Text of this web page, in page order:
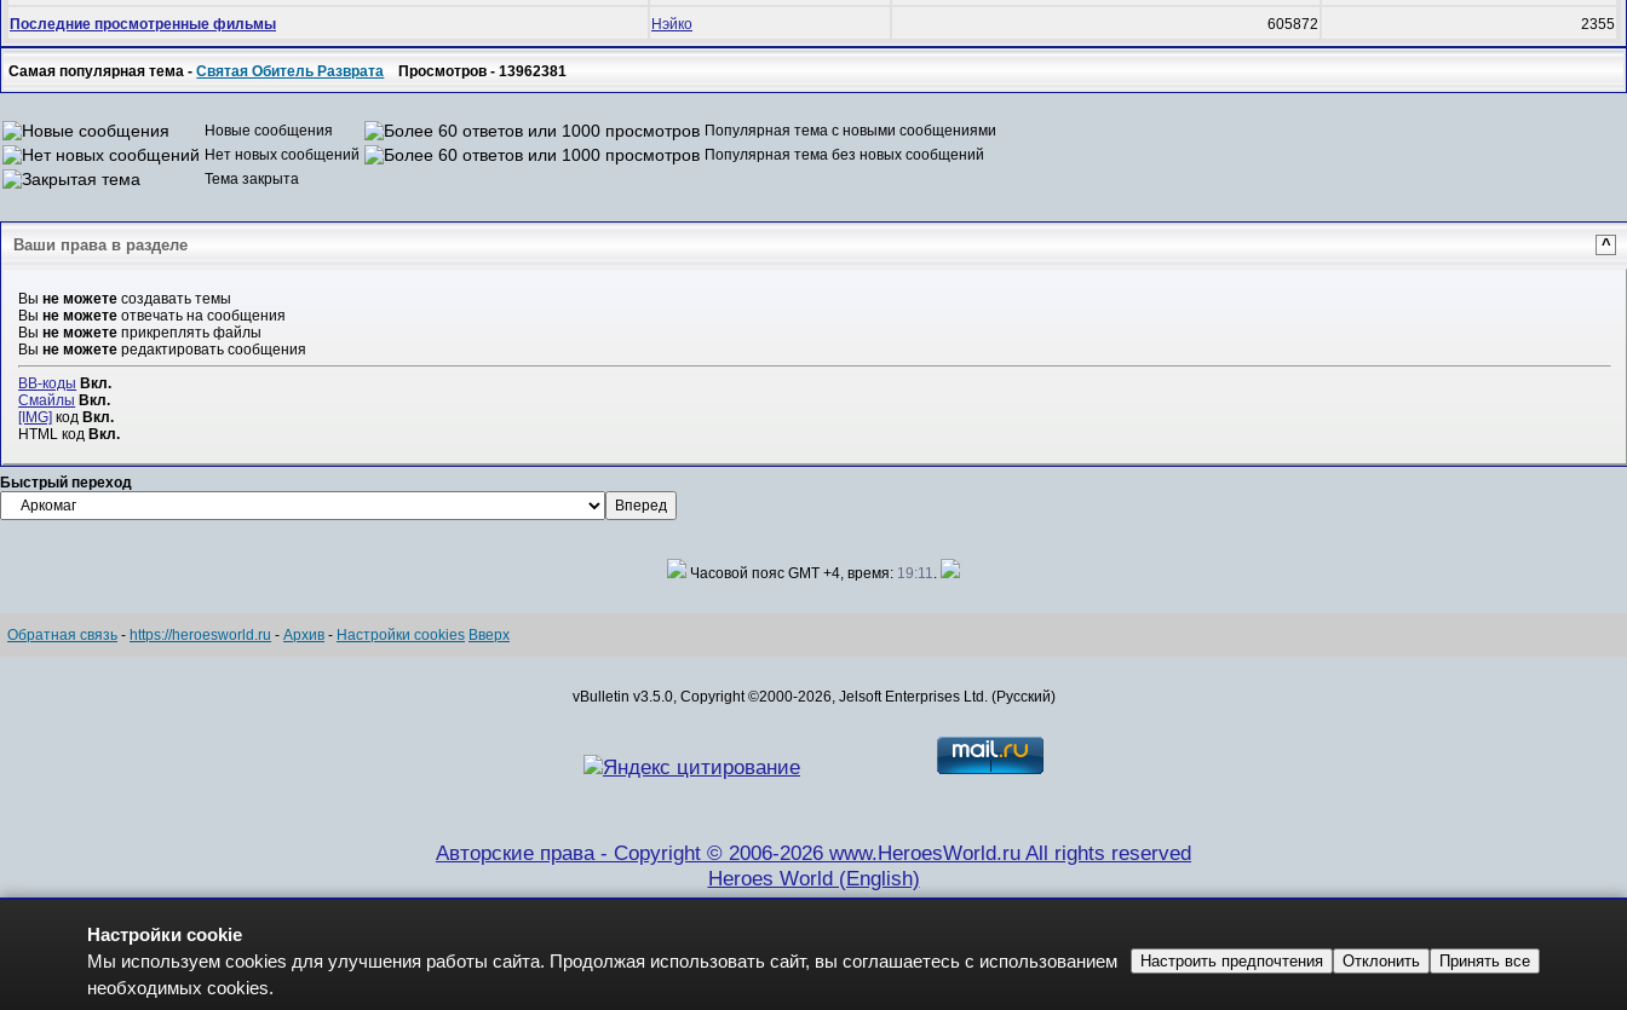
Последние просмотренные фильмы
Нэйко 605872 2355
Самая популярная тема -Святая Обитель Разврата Просмотров - 13962381
Новые сообщения
Популярная тема с новыми сообщениями
Нет новых сообщений
Популярная тема без новых сообщений
Тема закрыта
Ваши права в разделе ^
Выне можете создавать темы
Выне можете отвечать на сообщения
Выне можете прикреплять файлы
Выне можете редактировать сообщения
BB-коды Вкл.
Смайлы Вкл.
[IMG] код Вкл.
HTML код Вкл.
Быстрый переход
Часовой пояс GMT +4, время: 19:11
Обратная связь - https://heroesworld.ru - Архив - Настройки cookies Вверх
vBulletin v3.5.0, Copyright ©2000-2026, Jelsoft Enterprises Ltd. (Русский)
Авторские права - Copyright © 2006-2026 www.HeroesWorld.ru All rights reserved
Heroes World (English)
Настройки cookie
Мы используем cookies для улучшения работы сайта. Продолжая использовать сайт, вы соглашаетесь с использованием
необходимых cookies.
Настроить предпочтения Отклонить Принять все